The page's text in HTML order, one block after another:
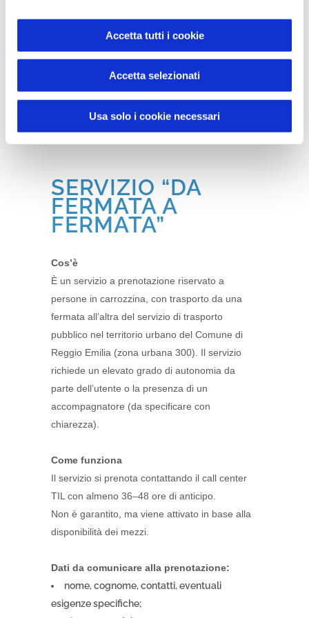
Accetta tutti i cookie
Accetta selezionati
Usa solo i cookie necessari
€14,00 oltre 9 km.
L’eventuale accompagnatore non paga. Il
biglietto va acquistato direttamente dall’autista
SERVIZIO “DA
FERMATA A
FERMATA”
Cos’è
È un servizio a prenotazione riservato a
persone in carrozzina, con trasporto da una
fermata all’altra del servizio di trasporto
pubblico nel territorio urbano del Comune di
Reggio Emilia (zona urbana 300). Il servizio
richiede un elevato grado di autonomia da
parte dell’utente o la presenza di un
accompagnatore (da specificare con
chiarezza).
Come funziona
Il servizio si prenota contattando il call center
TIL con almeno 36–48 ore di anticipo.
Non è garantito, ma viene attivato in base alla
disponibilità dei mezzi.
Dati da comunicare alla prenotazione:
nome, cognome, contatti, eventuali
esigenze specifiche;